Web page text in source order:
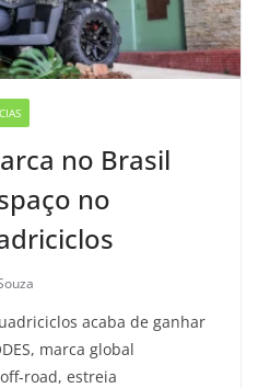
no Brasil
no
acaba de ganhar
marca global
road, estreia